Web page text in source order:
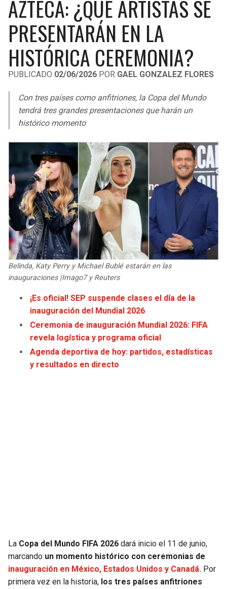
LIGA DE EXPANSIÓN MX
LEAGUES CUP
UEFA EUROPA LEAGUE
UEFA CONFERENCE LEAGUE
MLS
COPA LIBERTADORES
COPA SUDAMERICANA
LIGA BETPLAY
OTRAS LIGAS
RAIDERS
CHARGERS
RAVENS
BENGALS
STEELERS
TEXANS
COLTS
JAGUARS
TITANS
GIANTS
EAGLES
COMMANDERS
PACKERS
VIKINGS
CAVALIERS
PISTONS
PACERS
HORNETS
HEAT
MAGIC
WIZARDS
WARRIORS
LAKERS
SUNS
KINGS
TIMBERWOLVES
THUNDER
AZTECA: ¿QUÉ ARTISTAS SE
PRESENTARÁN EN LA
HISTÓRICA CEREMONIA?
PUBLICADO 02/06/2026 POR GAEL GONZALEZ FLORES
Con tres países como anfitriones, la Copa del Mundo
tendrá tres grandes presentaciones que harán un
histórico momento
Belinda, Katy Perry y Michael Bublé estarán en las
inauguraciones |Imago7 y Reuters
¡Es oficial! SEP suspende clases el día de la
inauguración del Mundial 2026
Ceremonia de inauguración Mundial 2026: FIFA
revela logística y programa oficial
Agenda deportiva de hoy: partidos, estadísticas
y resultados en directo
La Copa del Mundo FIFA 2026 dará inicio el 11 de junio,
marcando un momento histórico con ceremonias de
inauguración en México, Estados Unidos y Canadá. Por
primera vez en la historia, los tres países anfitriones